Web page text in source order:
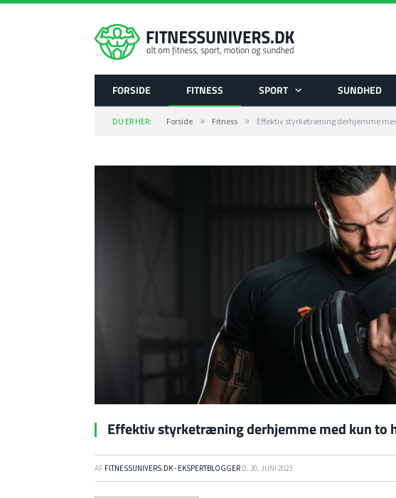
FORSIDE FITNESS SPORT SUNDHED
DU ER HER: Forside » Fitness » Effektiv styrketræning derhjemme
Effektiv styrketræning derhjemme med kun to
AF FITNESSUNIVERS.DK - EKSPERTBLOGGER D. 20. JUNI 2023